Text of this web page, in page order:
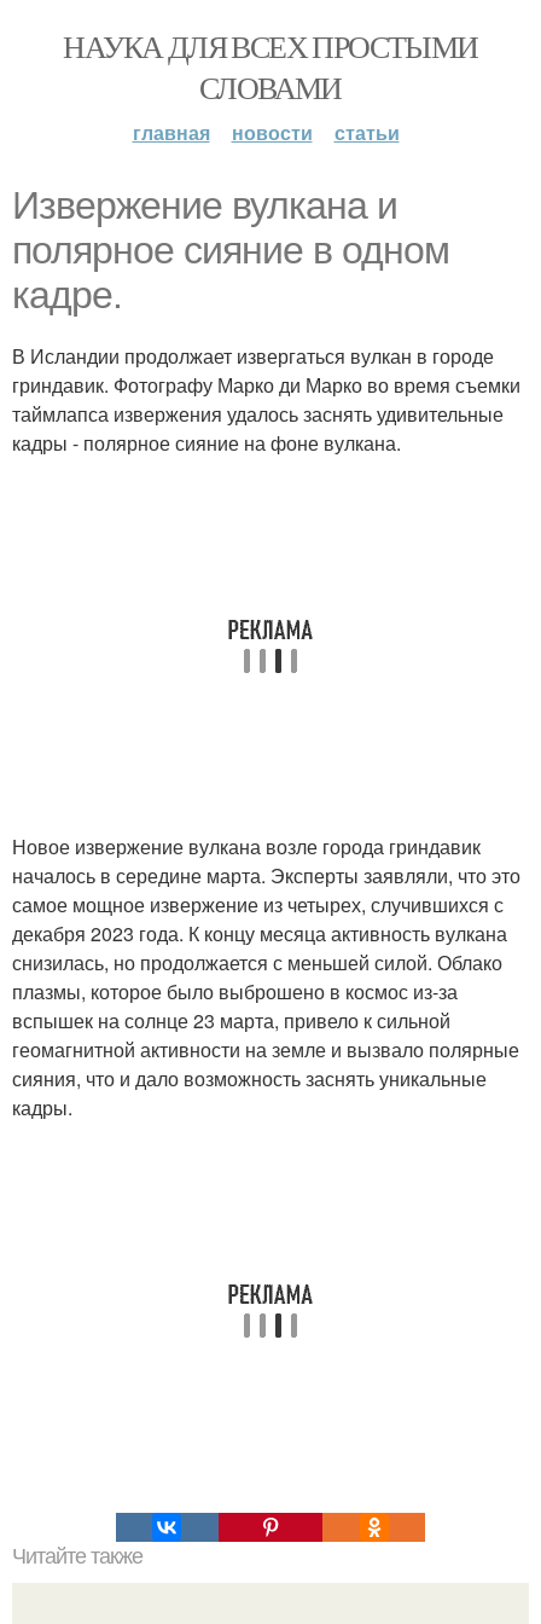
НАУКА ДЛЯ ВСЕХ ПРОСТЫМИ
СЛОВАМИ
главная новости статьи
Извержение вулкана и
полярное сияние в одном
кадре.
В Исландии продолжает извергаться вулкан в городе
гриндавик. Фотографу Марко ди Марко во время съемки
таймлапса извержения удалось заснять удивительные
кадры - полярное сияние на фоне вулкана.
Новое извержение вулкана возле города гриндавик
началось в середине марта. Эксперты заявляли, что это
самое мощное извержение из четырех, случившихся с
декабря 2023 года. К концу месяца активность вулкана
снизилась, но продолжается с меньшей силой. Облако
плазмы, которое было выброшено в космос из-за
вспышек на солнце 23 марта, привело к сильной
геомагнитной активности на земле и вызвало полярные
сияния, что и дало возможность заснять уникальные
кадры.
Читайте также